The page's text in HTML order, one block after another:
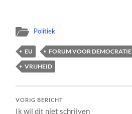
Politiek
EU FORUM VOOR DEMOCRATIE
VRIJHEID
VORIG BERICHT
Ik wil dit niet schrijven